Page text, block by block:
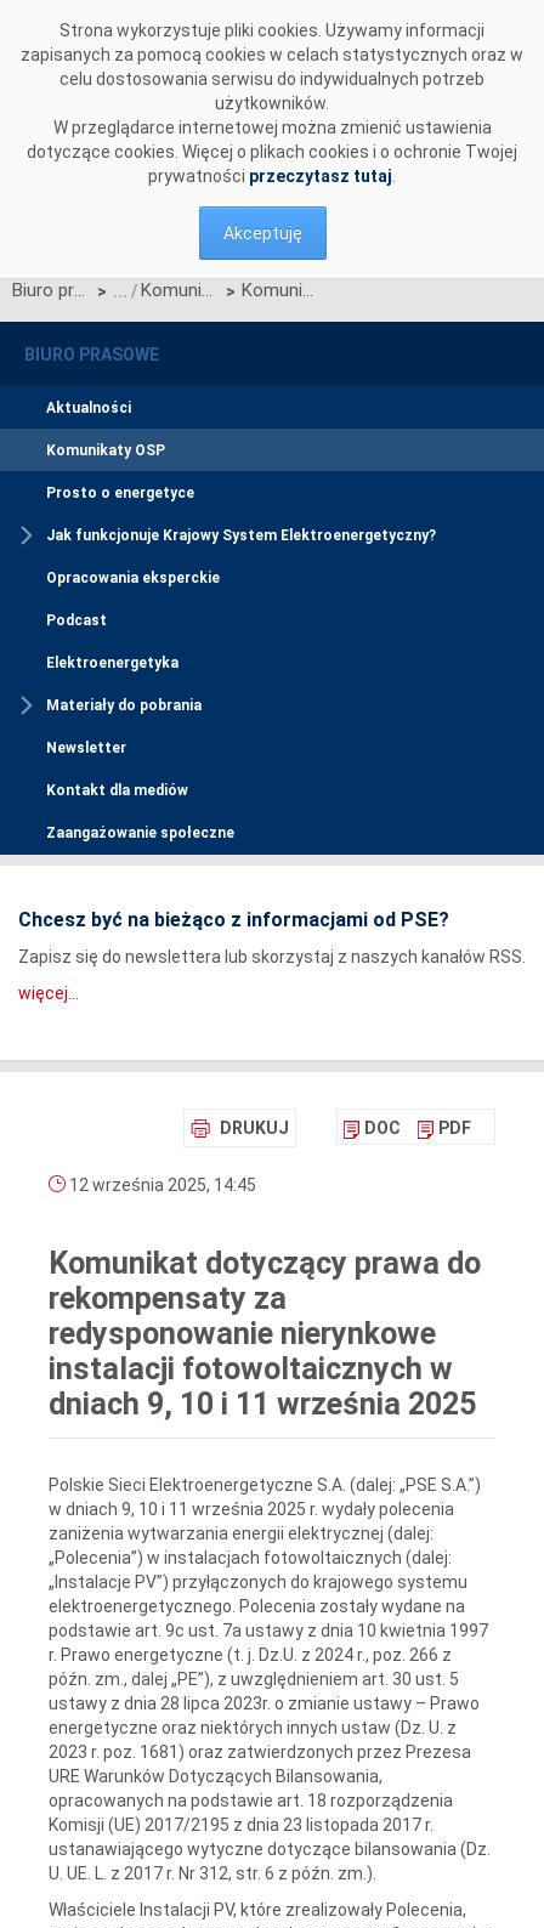
Strona wykorzystuje pliki cookies. Używamy informacji
zapisanych za pomocą cookies w celach statystycznych oraz w
celu dostosowania serwisu do indywidualnych potrzeb
użytkowników.
W przeglądarce internetowej można zmienić ustawienia
dotyczące cookies. Więcej o plikach cookies i o ochronie Twojej
prywatności przeczytasz tutaj
Akceptuję
Biuro prasowe > Komunikaty OSP > Komunikat dotyczący prawa do rekompensaty za redysponowanie nierynkowe instalacji fotowoltaicznych w dniach 9, 10 i 11 września 2025
BIURO PRASOWE
Aktualności
Komunikaty OSP
Prosto o energetyce
Jak funkcjonuje Krajowy System Elektroenergetyczny?
Opracowania eksperckie
Podcast
Elektroenergetyka
Materiały do pobrania
Newsletter
Kontakt dla mediów
Zaangażowanie społeczne
Chcesz być na bieżąco z informacjami od PSE?
Zapisz się do newslettera lub skorzystaj z naszych kanałów RSS.
więcej...
DRUKUJ DOC PDF
12 września 2025, 14:45
Komunikat dotyczący prawa do
rekompensaty za
redysponowanie nierynkowe
instalacji fotowoltaicznych w
dniach 9, 10 i 11 września 2025
Polskie Sieci Elektroenergetyczne S.A. (dalej: „PSE S.A.”)
w dniach 9, 10 i 11 września 2025 r. wydały polecenia
zaniżenia wytwarzania energii elektrycznej (dalej:
„Polecenia”) w instalacjach fotowoltaicznych (dalej:
„Instalacje PV”) przyłączonych do krajowego systemu
elektroenergetycznego. Polecenia zostały wydane na
podstawie art. 9c ust. 7a ustawy z dnia 10 kwietnia 1997
r. Prawo energetyczne (t. j. Dz.U. z 2024 r., poz. 266 z
późn. zm., dalej „PE”), z uwzględnieniem art. 30 ust. 5
ustawy z dnia 28 lipca 2023r. o zmianie ustawy – Prawo
energetyczne oraz niektórych innych ustaw (Dz. U. z
2023 r. poz. 1681) oraz zatwierdzonych przez Prezesa
URE Warunków Dotyczących Bilansowania,
opracowanych na podstawie art. 18 rozporządzenia
Komisji (UE) 2017/2195 z dnia 23 listopada 2017 r.
ustanawiającego wytyczne dotyczące bilansowania (Dz.
U. UE. L. z 2017 r. Nr 312, str. 6 z późn. zm.).
Właściciele Instalacji PV, które zrealizowały Polecenia,